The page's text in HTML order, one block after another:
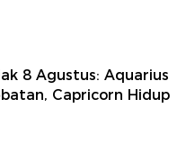
8 Agustus: Aquarius
Capricorn Hidup